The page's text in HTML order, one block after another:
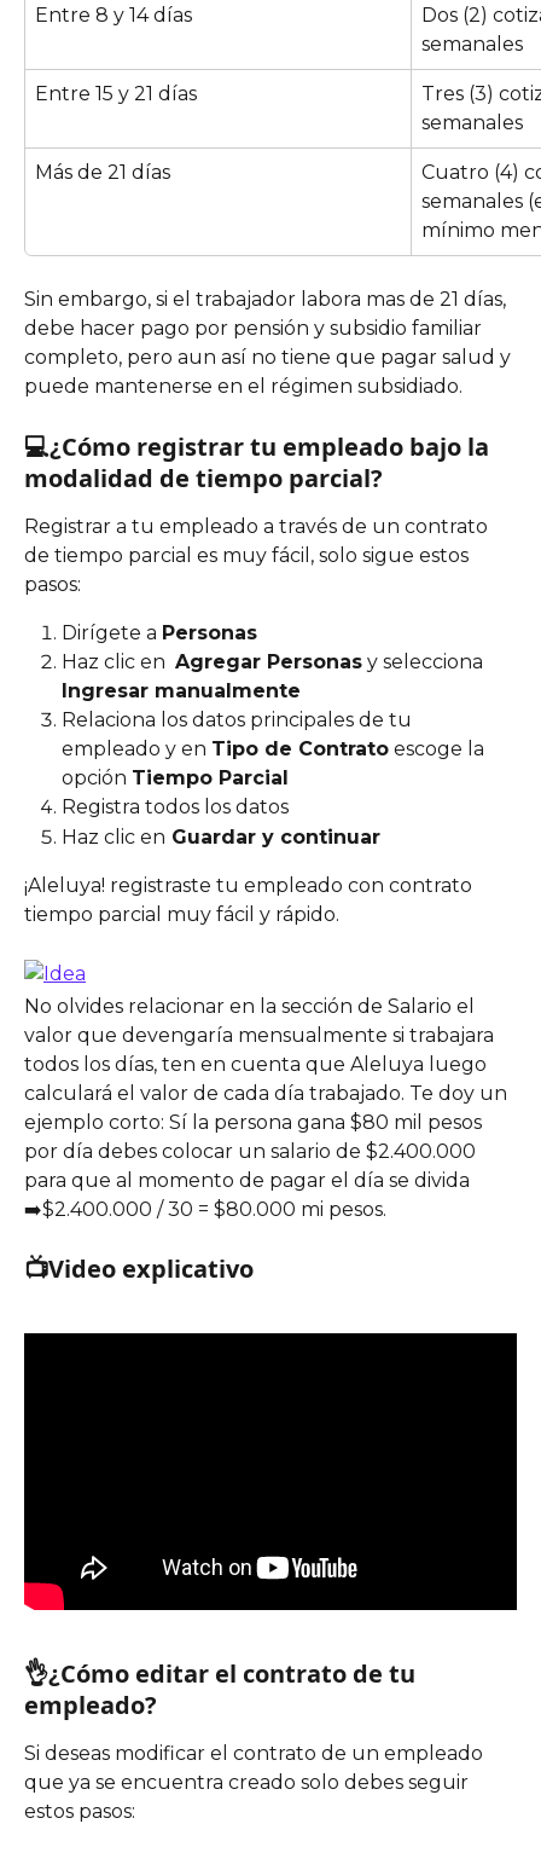
Entre 8 y 14 días
Dos (2)
semanales
Entre 15 y 21 días
Tres (3)
semanales
Más de 21 días
Cuatro (4)
semanales
mínimo
Sin embargo, si el trabajador labora mas de 21 días,
debe hacer pago por pensión y subsidio familiar
completo, pero aun así no tiene que pagar salud y
puede mantenerse en el régimen subsidiado.
💻¿Cómo registrar tu empleado bajo la
modalidad de tiempo parcial?
Registrar a tu empleado a través de un contrato
de tiempo parcial es muy fácil, solo sigue estos
pasos:
Dirígete a Personas
Haz clic en Agregar Personas y selecciona
Ingresar manualmente
Relaciona los datos principales de tu
empleado y en Tipo de Contrato escoge la
opción Tiempo Parcial
Registra todos los datos
Haz clic en Guardar y continuar
¡Aleluya! registraste tu empleado con contrato
tiempo parcial muy fácil y rápido.
No olvides relacionar en la sección de Salario el
valor que devengaría mensualmente si trabajara
todos los días, ten en cuenta que Aleluya luego
calculará el valor de cada día trabajado. Te doy un
ejemplo corto: Sí la persona gana $80 mil pesos
por día debes colocar un salario de $2.400.000
para que al momento de pagar el día se divida
➡️$2.400.000 / 30 = $80.000 mi pesos.
📺Video explicativo
👌¿Cómo editar el contrato de tu
empleado?
Si deseas modificar el contrato de un empleado
que ya se encuentra creado solo debes seguir
estos pasos: